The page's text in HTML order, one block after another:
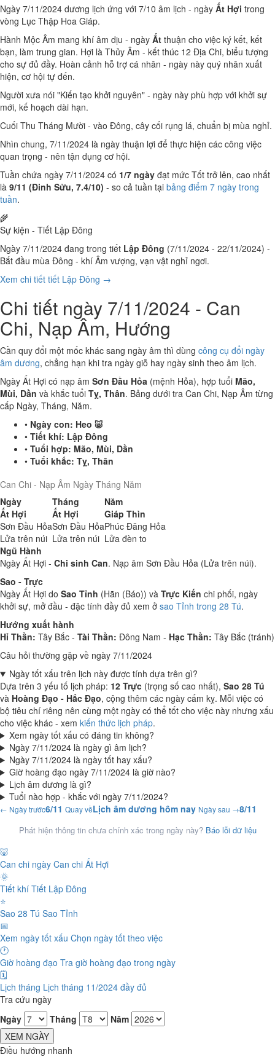
Ngày 7/11/2024 dương lịch ứng với 7/10 âm lịch - ngày Ất Hợi trong
vòng Lục Thập Hoa Giáp.
Hành Mộc Âm mang khí âm dịu - ngày Ất thuận cho việc ký kết, kết
bạn, làm trung gian. Hợi là Thủy Âm - kết thúc 12 Địa Chi, biểu tượng
cho sự đủ đầy. Hoàn cảnh hỗ trợ cá nhân - ngày này quý nhân xuất
hiện, cơ hội tự đến.
Người xưa nói "Kiến tạo khởi nguyên" - ngày này phù hợp với khởi sự
mới, kế hoạch dài hạn.
Cuối Thu Tháng Mười - vào Đông, cây cối rụng lá, chuẩn bị mùa nghỉ.
Nhìn chung, 7/11/2024 là ngày thuận lợi để thực hiện các công việc
quan trọng - nên tận dụng cơ hội.
Tuần chứa ngày 7/11/2024 có 1/7 ngày đạt mức Tốt trở lên, cao nhất
là 9/11 (Đinh Sửu, 7.4/10) - so cả tuần tại bảng điểm 7 ngày trong
tuần.
🌾
Sự kiện - Tiết Lập Đông
Ngày 7/11/2024 đang trong tiết Lập Đông (7/11/2024 - 22/11/2024) -
Bắt đầu mùa Đông - khí Âm vượng, vạn vật nghỉ ngơi.
Xem chi tiết tiết Lập Đông →
Chi tiết ngày 7/11/2024 - Can
Chi, Nạp Âm, Hướng
Cần quy đổi một mốc khác sang ngày âm thì dùng công cụ đổi ngày
âm dương, chẳng hạn khi tra ngày giỗ hay ngày sinh theo âm lịch.
Ngày Ất Hợi có nạp âm Sơn Đầu Hỏa (mệnh Hỏa), hợp tuổi Mão,
Mùi, Dần và khắc tuổi Tỵ, Thân. Bảng dưới tra Can Chi, Nạp Âm từng
cấp Ngày, Tháng, Năm.
• Ngày con: Heo 🐷
• Tiết khí: Lập Đông
• Tuổi hợp: Mão, Mùi, Dần
• Tuổi khắc: Tỵ, Thân
Can Chi - Nạp Âm Ngày Tháng Năm
Ngày
Tháng
Năm
Ất Hợi
Ất Hợi
Giáp Thìn
Sơn Đầu HỏaSơn Đầu HỏaPhúc Đăng Hỏa
Lửa trên núi Lửa trên núi Lửa đèn to
Ngũ Hành
Ngày Ất Hợi - Chi sinh Can. Nạp âm Sơn Đầu Hỏa (Lửa trên núi).
Sao - Trực
Ngày Ất Hợi do Sao Tỉnh (Hãn (Báo)) và Trực Kiến chi phối, ngày
khởi sự, mở đầu - đặc tính đầy đủ xem ở sao Tỉnh trong 28 Tú.
Hướng xuất hành
Hỉ Thần: Tây Bắc - Tài Thần: Đông Nam - Hạc Thần: Tây Bắc (tránh)
Câu hỏi thường gặp về ngày 7/11/2024
Ngày tốt xấu trên lịch này được tính dựa trên gì?
Dựa trên 3 yếu tố lịch pháp: 12 Trực (trọng số cao nhất), Sao 28 Tú
và Hoàng Đạo - Hắc Đạo, cộng thêm các ngày cấm kỵ. Mỗi việc có
bộ tiêu chí riêng nên cùng một ngày có thể tốt cho việc này nhưng xấu
cho việc khác - xem kiến thức lịch pháp.
Xem ngày tốt xấu có đáng tin không?
Ngày 7/11/2024 là ngày gì âm lịch?
Ngày 7/11/2024 là ngày tốt hay xấu?
Giờ hoàng đạo ngày 7/11/2024 là giờ nào?
Lịch âm dương là gì?
Tuổi nào hợp - khắc với ngày 7/11/2024?
← Ngày trước6/11 Quay vềLịch âm dương hôm nay Ngày sau →8/11
Phát hiện thông tin chưa chính xác trong ngày này? Báo lỗi dữ liệu
🐷
Can chi ngày Can chi Ất Hợi
🌞
Tiết khí Tiết Lập Đông
⭐
Sao 28 Tú Sao Tỉnh
📅
Xem ngày tốt xấu Chọn ngày tốt theo việc
🕐
Giờ hoàng đạo Tra giờ hoàng đạo trong ngày
🗓️
Lịch tháng Lịch tháng 11/2024 đầy đủ
Tra cứu ngày
Ngày
Tháng
Năm
XEM NGÀY
Điều hướng nhanh